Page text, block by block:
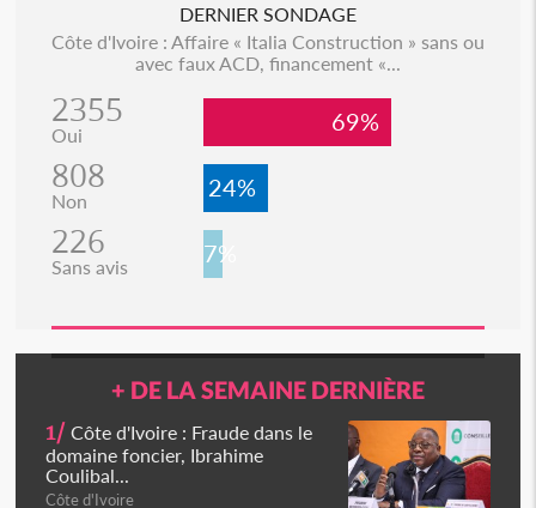
DERNIER SONDAGE
Côte d'Ivoire : Affaire « Italia Construction » sans ou
avec faux ACD, financement «...
2355
Oui 69%
808
Non 24%
226
Sans avis 7%
+ DE LA SEMAINE DERNIÈRE
1/ Côte d'Ivoire : Fraude dans le
domaine foncier, Ibrahime
Coulibal...
Côte d'Ivoire